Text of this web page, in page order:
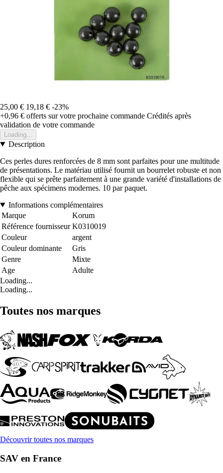
25,00 € 19,18 € -23%
+0,96 € offerts sur votre prochaine commande Crédités après
validation de votre commande
Loading...
Description
Ces perles dures renforcées de 8 mm sont parfaites pour une multitude
de présentations. Le matériau utilisé fournit un bourrelet robuste et non
flexible qui se prête parfaitement à une grande variété d'installations de
pêche aux spécimens modernes. 10 par paquet.
Informations complémentaires
Marque
Korum
Référence fournisseur K0310019
Couleur
argent
Couleur dominante
Gris
Genre
Mixte
Age
Adulte
Loading...
Loading...
Toutes nos marques
Découvrir toutes nos marques
SAV en France